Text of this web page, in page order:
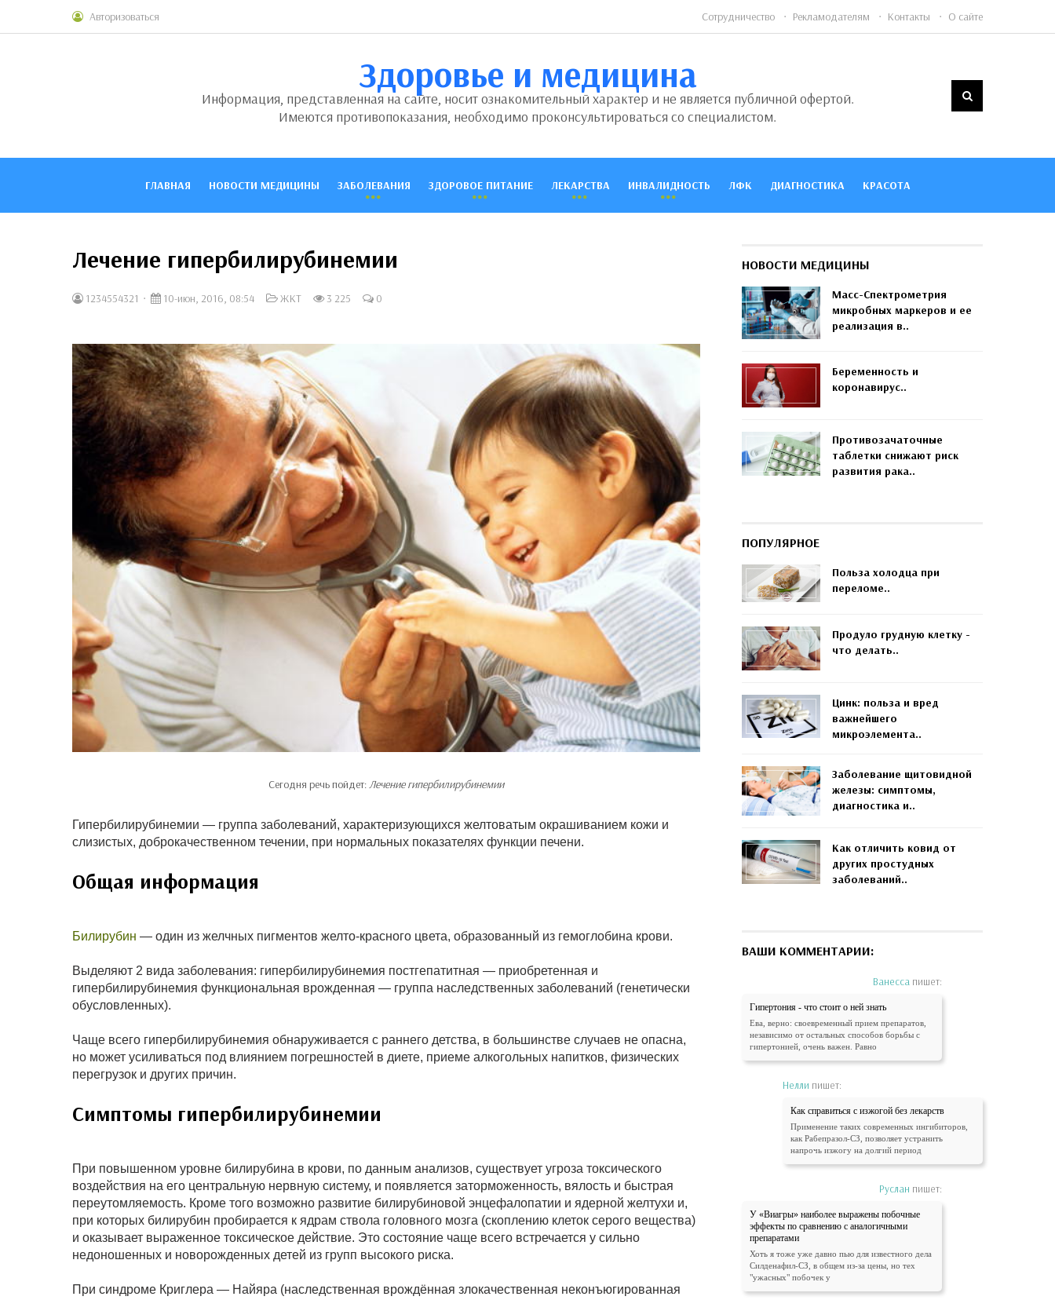
Авторизоваться Сотрудничество Рекламодателям Контакты О сайте
Здоровье и медицина
Информация, представленная на сайте, носит ознакомительный характер и не является публичной офертой.
Имеются противопоказания, необходимо проконсультироваться со специалистом.
ГЛАВНАЯ НОВОСТИ МЕДИЦИНЫ ЗАБОЛЕВАНИЯ ЗДОРОВОЕ ПИТАНИЕ ЛЕКАРСТВА ИНВАЛИДНОСТЬ ЛФК ДИАГНОСТИКА КРАСОТА
Лечение гипербилирубинемии
1234554321 10-июн, 2016, 08:54 ЖКТ 3 225 0
Сегодня речь пойдет:Лечение гипербилирубинемии
Гипербилирубинемии — группа заболеваний, характеризующихся желтоватым окрашиванием кожи и
слизистых, доброкачественном течении, при нормальных показателях функции печени.
Общая информация
Билирубин — один из желчных пигментов желто-красного цвета, образованный из гемоглобина крови.
Выделяют 2 вида заболевания: гипербилирубинемия постгепатитная — приобретенная и
гипербилирубинемия функциональная врожденная — группа наследственных заболеваний (генетически
обусловленных).
Чаще всего гипербилирубинемия обнаруживается с раннего детства, в большинстве случаев не опасна,
но может усиливаться под влиянием погрешностей в диете, приеме алкогольных напитков, физических
перегрузок и других причин.
Симптомы гипербилирубинемии
При повышенном уровне билирубина в крови, по данным анализов, существует угроза токсического
воздействия на его центральную нервную систему, и появляется заторможенность, вялость и быстрая
переутомляемость. Кроме того возможно развитие билирубиновой энцефалопатии и ядерной желтухи и,
при которых билирубин пробирается к ядрам ствола головного мозга (скоплению клеток серого вещества)
и оказывает выраженное токсическое действие. Это состояние чаще всего встречается у сильно
недоношенных и новорожденных детей из групп высокого риска.
При синдроме Криглера — Найяра (наследственная врождённая злокачественная неконъюгированная
НОВОСТИ МЕДИЦИНЫ
Масс-Спектрометрия
микробных маркеров и ее
реализация в..
Беременность и
коронавирус..
Противозачаточные
таблетки снижают риск
развития рака..
ПОПУЛЯРНОЕ
Польза холодца при
переломе..
Продуло грудную клетку -
что делать..
Цинк: польза и вред
важнейшего
микроэлемента..
Заболевание щитовидной
железы: симптомы,
диагностика и..
Как отличить ковид от
других простудных
заболеваний..
ВАШИ КОММЕНТАРИИ:
Ванесса пишет:
Гипертония - что стоит о ней знать
Ева, верно: своевременный прием препаратов,
независимо от остальных способов борьбы с
гипертонией, очень важен. Равно
Нелли пишет:
Как справиться с изжогой без лекарств
Применение таких современных ингибиторов,
как Рабепразол-СЗ, позволяет устранить
напрочь изжогу на долгий период
Руслан пишет:
У «Виагры» наиболее выражены побочные
эффекты по сравнению с аналогичными
препаратами
Хоть я тоже уже давно пью для известного дела
Силденафил-СЗ, в общем из-за цены, но тех
"ужасных" побочек у